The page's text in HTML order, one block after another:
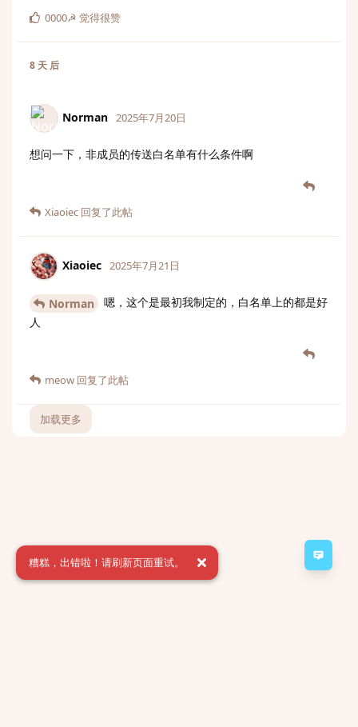
意见
0000☭ 觉得很赞
8 天 后
Norman 2025年7月20日
想问一下，非成员的传送白名单有什么条件啊
Xiaoiec 回复了此帖
Xiaoiec 2025年7月21日
Norman
嗯，这个是最初我制定的，白名单上的都是好
人
meow 回复了此帖
加载更多
糟糕，出错啦！请刷新页面重试。